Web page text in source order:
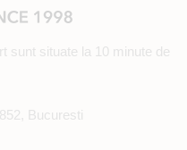
sunt situate la 10 minute de
Bucuresti